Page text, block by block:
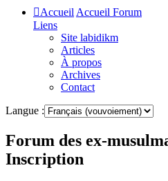
Accueil Accueil Forum
Liens
Site labidikm
Articles
À propos
Archives
Contact
Langue :
Forum des ex-
Inscription